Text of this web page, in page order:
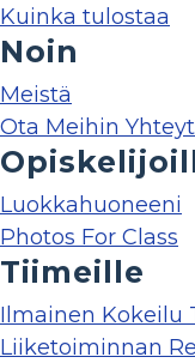
Kuinka tulostaa
Noin
Meistä
Ota Meihin
Luokkahuoneeni
Photos For Class
Tiimeille
Ilmainen Kokeilu
Liiketoiminnan